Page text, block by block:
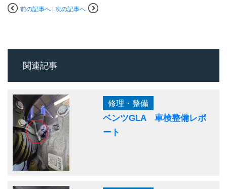
前の記事へ 次の記事へ
関連記事
修理・整備
ベンツGLA 車検整備レポ
ート